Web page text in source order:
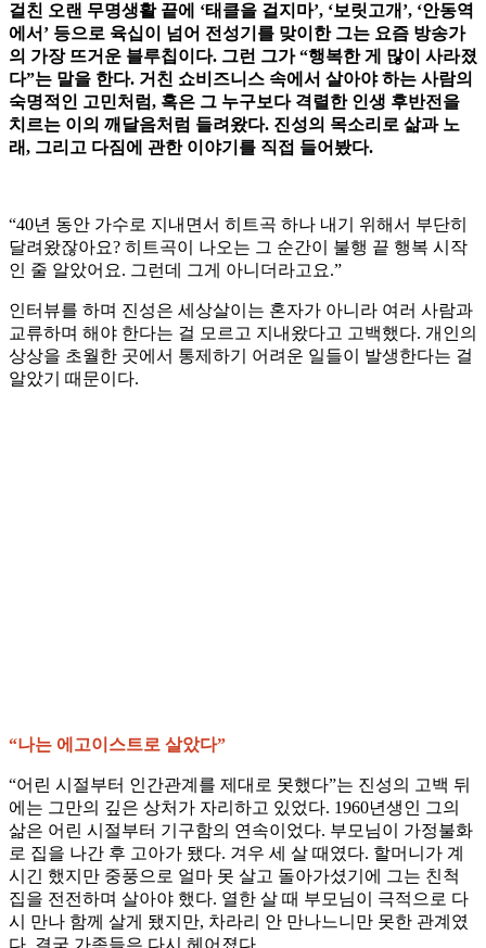
걸친 오랜 무명생활 끝에 ‘태클을 걸지마’, ‘보릿고개’, ‘안동역
에서’ 등으로 육십이 넘어 전성기를 맞이한 그는 요즘 방송가
의 가장 뜨거운 블루칩이다. 그런 그가 “행복한 게 많이 사라졌
다”는 말을 한다. 거친 쇼비즈니스 속에서 살아야 하는 사람의
숙명적인 고민처럼, 혹은 그 누구보다 격렬한 인생 후반전을
치르는 이의 깨달음처럼 들려왔다. 진성의 목소리로 삶과 노
래, 그리고 다짐에 관한 이야기를 직접 들어봤다.
“40년 동안 가수로 지내면서 히트곡 하나 내기 위해서 부단히
달려왔잖아요? 히트곡이 나오는 그 순간이 불행 끝 행복 시작
인 줄 알았어요. 그런데 그게 아니더라고요.”
인터뷰를 하며 진성은 세상살이는 혼자가 아니라 여러 사람과
교류하며 해야 한다는 걸 모르고 지내왔다고 고백했다. 개인의
상상을 초월한 곳에서 통제하기 어려운 일들이 발생한다는 걸
알았기 때문이다.
“나는 에고이스트로 살았다”
“어린 시절부터 인간관계를 제대로 못했다”는 진성의 고백 뒤
에는 그만의 깊은 상처가 자리하고 있었다. 1960년생인 그의
삶은 어린 시절부터 기구함의 연속이었다. 부모님이 가정불화
로 집을 나간 후 고아가 됐다. 겨우 세 살 때였다. 할머니가 계
시긴 했지만 중풍으로 얼마 못 살고 돌아가셨기에 그는 친척
집을 전전하며 살아야 했다. 열한 살 때 부모님이 극적으로 다
시 만나 함께 살게 됐지만, 차라리 안 만나느니만 못한 관계였